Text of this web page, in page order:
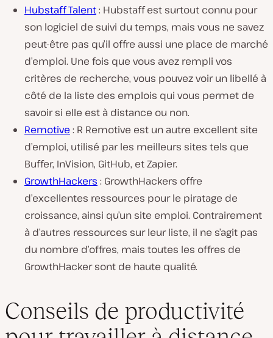
Hubstaff Talent: Hubstaff est surtout connu pour
son logiciel de suivi du temps, mais vous ne savez
peut-être pas qu’il offre aussi une place de marché
d’emploi. Une fois que vous avez rempli vos
critères de recherche, vous pouvez voir un libellé à
côté de la liste des emplois qui vous permet de
savoir si elle est à distance ou non.
Remotive : R Remotive est un autre excellent site
d’emploi, utilisé par les meilleurs sites tels que
Buffer, InVision, GitHub, et Zapier.
GrowthHackers : GrowthHackers offre
d’excellentes ressources pour le piratage de
croissance, ainsi qu’un site emploi. Contrairement
à d’autres ressources sur leur liste, il ne s’agit pas
du nombre d’offres, mais toutes les offres de
GrowthHacker sont de haute qualité.
Conseils de productivité